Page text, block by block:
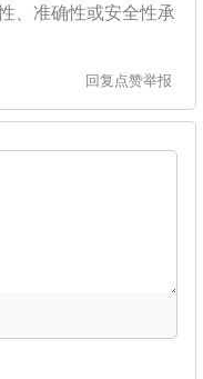
、准确性或安全性承
回复 点赞举报